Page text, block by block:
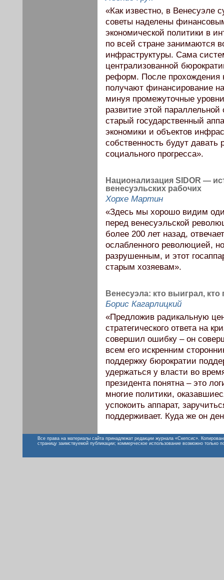
«Как известно, в Венесуэле
советы наделены
экономической политики в
по всей стране занимаются
инфраструктуры. Сама
централизованной
реформ. После прохождения
получают финансирование
минуя промежуточные
развитие этой
старый государственный
экономики и объектов
собственность будут
социального прогресса».
Национализация SIDOR —
венесуэльских рабочих
Хорхе Мартин
«Здесь мы хорошо видим
перед венесуэльской
более 200 лет назад,
ослабленного революцией,
разрушенным, и этот
старым хозяевам».
Венесуэла: кто выиграл, кто
Борис Кагарлицкий
«Предложив радикальную
стратегического ответа на
совершил ошибку – он
всем его искренним
поддержку бюрократии
удержаться у власти во
президента понятна – это
многие политики,
успокоить аппарат,
поддерживает. Куда же он
Все права на материалы сайта принадлежат редакции журнала «Скепсис».
страницу заимствуемой публикации; коммерческое использование возможно только